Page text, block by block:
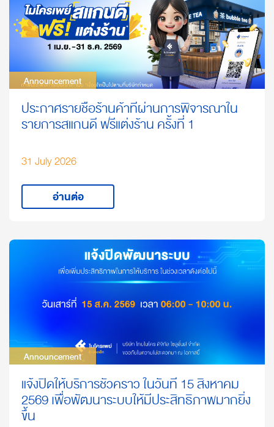
Announcement
Announcement
ประกาศรายชื่อร้านค้าที่ผ่านการพิจารณาใน
รายการสแกนดี ฟรีแต่งร้าน ครั้งที่ 1
31 July 2026
อ่านต่อ
Announcement
Announcement
แจ้งปิดให้บริการชั่วคราว ในวันที่ 15 สิงหาคม
2569 เพื่อพัฒนาระบบให้มีประสิทธิภาพมากยิ่ง
ขึ้น